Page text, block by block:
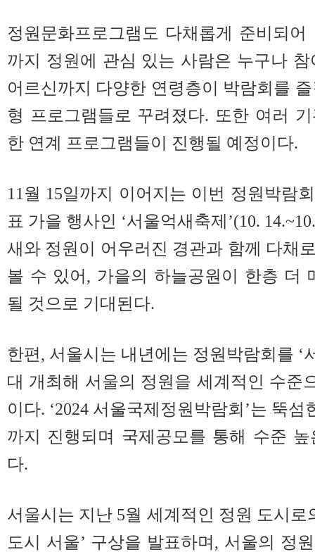
정원문화프로그램도 다채롭게 준비되
까지 정원에 관심 있는 사람은 누구나
어르신까지 다양한 연령층이 박람회를
형 프로그램들로 꾸려졌다. 또한 여러
한 연계 프로그램들이 진행될 예정이다.
11월 15일까지 이어지는 이번 정원박람
표 가을 행사인 ‘서울억새축제’(10.
새와 정원이 어우러진 경관과 함께 다채
볼 수 있어, 가을의 하늘공원이 한층 더
될 것으로 기대된다.
한편, 서울시는 내년에는 정원박람회를 ‘
대 개최해 서울의 정원을 세계적인 수준
이다. ‘2024 서울국제정원박람회’는 뚝
까지 진행되며 국제공모를 통해 수준
다.
서울시는 지난 5월 세계적인 정원 도시로
도시 서울’ 구상을 발표하며, 서울의 정